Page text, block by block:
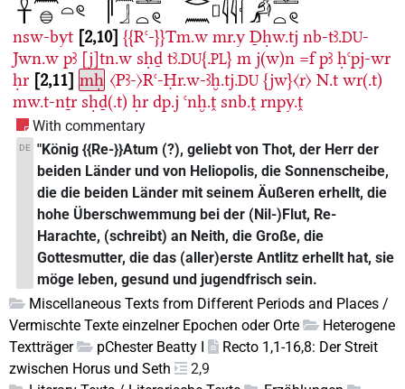
nsw-byt 2,10 {{Rꜥ-}}Tm.w mr.y Ḏḥw.tj nb-tꜣ.DU-
Jwn.w pꜣ [j]tn.w sḥḏ tꜣ.DU{.PL} m j(w)n =f pꜣ ḥꜥpj-wr
ḥr 2,11 mḥ 〈Pꜣ-〉Rꜥ-Ḥr.w-ꜣḫ.tj.DU {jw}〈r〉 N.t wr(.t)
mw.t-nṯr sḥḏ(.t) ḥr dp.j ꜥnḫ.ṱ snb.ṱ rnpy.ṱ
With commentary
DE "König {{Re-}}Atum (?), geliebt von Thot, der Herr der
beiden Länder und von Heliopolis, die Sonnenscheibe,
die die beiden Länder mit seinem Äußeren erhellt, die
hohe Überschwemmung bei der (Nil-)Flut, Re-
Harachte, (schreibt) an Neith, die Große, die
Gottesmutter, die das (aller)erste Antlitz erhellt hat, sie
möge leben, gesund und jugendfrisch sein.
Miscellaneous Texts from Different Periods and Places /
Vermischte Texte einzelner Epochen oder Orte
Heterogene
Textträger
pChester Beatty I
Recto 1,1-16,8: Der Streit
zwischen Horus und Seth
2,9